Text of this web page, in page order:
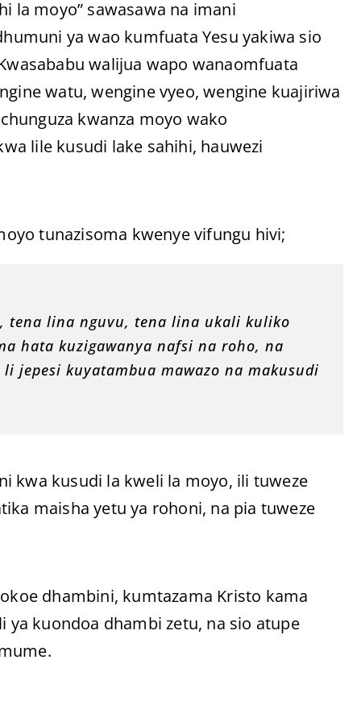
la moyo” sawasawa na imani
ya wao kumfuata Yesu yakiwa sio
walijua wapo wanaomfuata
watu, wengine vyeo, wengine kuajiriwa
kwanza moyo wako
lile kusudi lake sahihi, hauwezi
tunazisoma kwenye vifungu hivi;
tena lina nguvu, tena lina ukali kuliko
hata kuzigawanya nafsi na roho, na
jepesi kuyatambua mawazo na makusudi
kwa kusudi la kweli la moyo, ili tuweze
maisha yetu ya rohoni, na pia tuweze
dhambini, kumtazama Kristo kama
kuondoa dhambi zetu, na sio atupe